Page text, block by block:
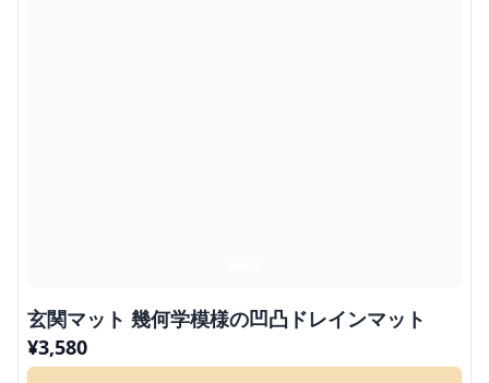
玄関マット 幾何学模様の凹凸ドレインマット
¥3,580